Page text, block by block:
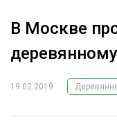
ЛЕСНОЕ ХОЗЯЙСТВО
В Москве
19.02.2019